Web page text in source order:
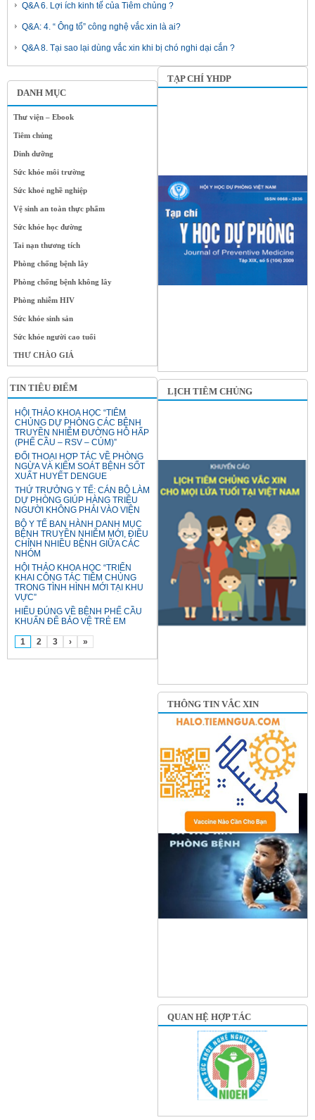
DANH MỤC
Thư viện – Ebook
Tiêm chủng
Dinh dưỡng
Sức khỏe môi trường
Sức khoẻ nghề nghiệp
Vệ sinh an toàn thực phẩm
Sức khỏe học đường
Tai nạn thương tích
Phòng chống bệnh lây
Phòng chống bệnh không lây
Phòng nhiễm HIV
Sức khỏe sinh sản
Sức khỏe người cao tuổi
THƯ CHÀO GIÁ
TIN TIÊU ĐIỂM
HỘI THẢO KHOA HỌC “TIÊM
CHỦNG DỰ PHÒNG CÁC BỆNH
TRUYỀN NHIỄM ĐƯỜNG HÔ HẤP
(PHẾ CẦU – RSV – CÚM)”
ĐỐI THOẠI HỢP TÁC VỀ PHÒNG
NGỪA VÀ KIỂM SOÁT BỆNH SỐT
XUẤT HUYẾT DENGUE
THỨ TRƯỞNG Y TẾ: CÁN BỘ LÀM
DỰ PHÒNG GIÚP HÀNG TRIỆU
NGƯỜI KHÔNG PHẢI VÀO VIỆN
BỘ Y TẾ BAN HÀNH DANH MỤC
BỆNH TRUYỀN NHIỄM MỚI, ĐIỀU
CHỈNH NHIỀU BỆNH GIỮA CÁC
NHÓM
HỘI THẢO KHOA HỌC “TRIỂN
KHAI CÔNG TÁC TIÊM CHỦNG
TRONG TÌNH HÌNH MỚI TẠI KHU
VỰC”
HIỂU ĐÚNG VỀ BỆNH PHẾ CẦU
KHUẨN ĐỂ BẢO VỆ TRẺ EM
1 2 3 › »
Q&A 6. Lợi ích kinh tế của Tiêm chủng ?
Q&A: 4. “ Ông tổ” công nghệ vắc xin là ai?
Q&A 8. Tại sao lại dùng vắc xin khi bị chó nghi dại cắn ?
TẠP CHÍ YHDP
LỊCH TIÊM CHỦNG
THÔNG TIN VẮC XIN
QUAN HỆ HỢP TÁC